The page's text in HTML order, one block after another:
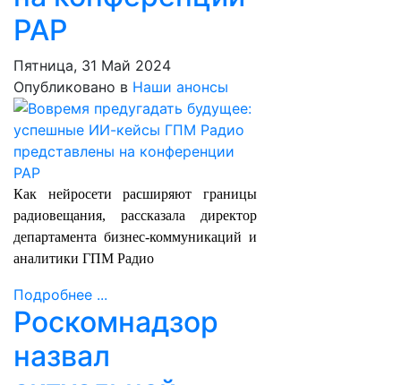
РАР
Пятница, 31 Май 2024
Опубликовано в Наши анонсы
Как нейросети расширяют границы
радиовещания, рассказала директор
департамента бизнес-коммуникаций и
аналитики ГПМ Радио
Подробнее ...
Роскомнадзор
назвал